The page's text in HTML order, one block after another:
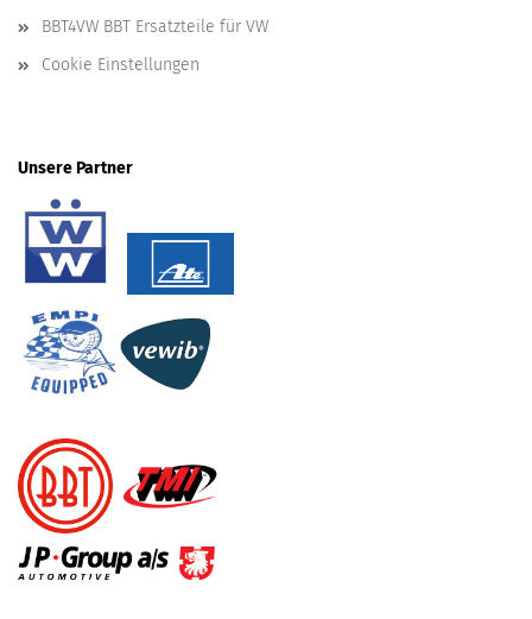
BBT4VW BBT Ersatzteile für VW
Cookie Einstellungen
Unsere Partner